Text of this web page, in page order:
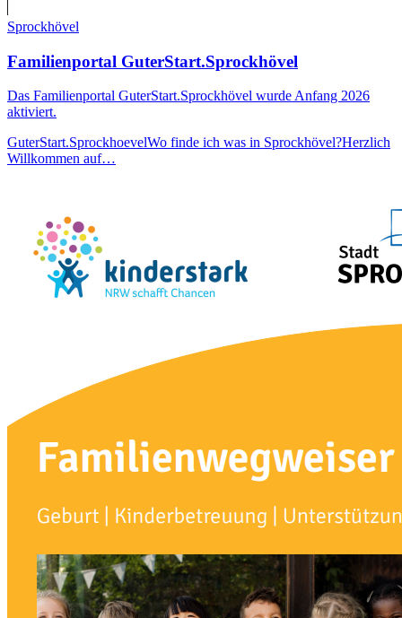
Sprockhövel
Familienportal GuterStart.Sprockhövel
Das Familienportal GuterStart.Sprockhövel wurde Anfang 2026
aktiviert.
GuterStart.SprockhoevelWo finde ich was in Sprockhövel?Herzlich
Willkommen auf…